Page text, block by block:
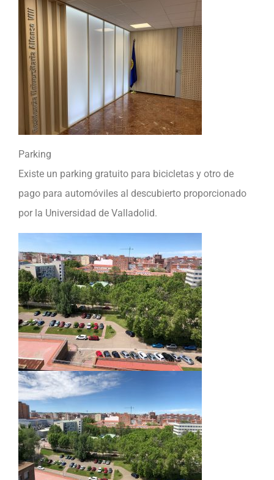
Parking
Existe un parking gratuito para bicicletas y otro de
pago para automóviles al descubierto proporcionado
por la Universidad de Valladolid.